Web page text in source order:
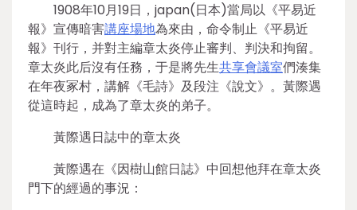
1908年10月19日，japan(日本)當局以《平易近
報》宣傳暗害講座場地為來由，命令制止《平易近
報》刊行，并對主編章太炎停止審判、判決和拘留。
章太炎此后沒有任務，于是將先生共享會議室們湊集
在年夜冢村，講解《毛詩》及段注《說文》。黃際遇
從這時起，成為了章太炎的弟子。
黃際遇日誌中的章太炎
黃際遇在《因樹山館日誌》中回想他拜在章太炎
門下的經過的事況：